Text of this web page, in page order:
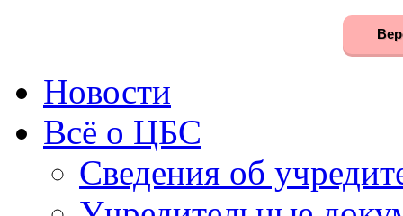
Новости
Всё о ЦБС
Сведения об